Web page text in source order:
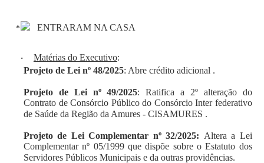
ENTRARAM NA CASA
· Matérias do Executivo:
Projeto de Lei nº 48/2025: Abre crédito adicional .
Projeto de Lei nº 49/2025: Ratifica a 2º alteração do
Contrato de Consórcio Público do Consórcio Inter federativo
de Saúde da Região da Amures - CISAMURES .
Projeto de Lei Complementar nº 32/2025: Altera a Lei
Complementar nº 05/1999 que dispõe sobre o Estatuto dos
Servidores Públicos Municipais e da outras providências.